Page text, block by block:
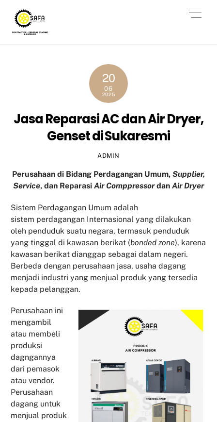
content
20
06
2025
Jasa Reparasi AC dan Air Dryer,
Genset di Sukaresmi
ADMIN
Perusahaan di Bidang Perdagangan Umum, Supplier,
Service, dan Reparasi Air Comppressordan Air Dryer
Sistem Perdagangan Umum adalah
sistem perdagangan Internasional yang dilakukan
oleh penduduk suatu negara, termasuk penduduk
yang tinggal di kawasan berikat (bonded zone), karena
kawasan berikat dianggap sebagai dalam negeri.
Berbeda dengan perusahaan jasa, usaha dagang
menjadi industri yang menjual produk yang tersedia
kepada pelanggan.
Perusahaan ini
mengambil
atau membeli
produksi
dagngannya
dari pemasok
atau vendor.
Perusahaan
dagang untuk
menjual produk